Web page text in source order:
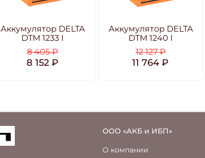
Аккумулятор DELTA
DTM 1233 I
8 405 ₽
8 152 ₽
Аккумулятор DELTA
DTM 1240 I
12 127 ₽
11 764 ₽
ООО «АКБ и ИБП»
О компании